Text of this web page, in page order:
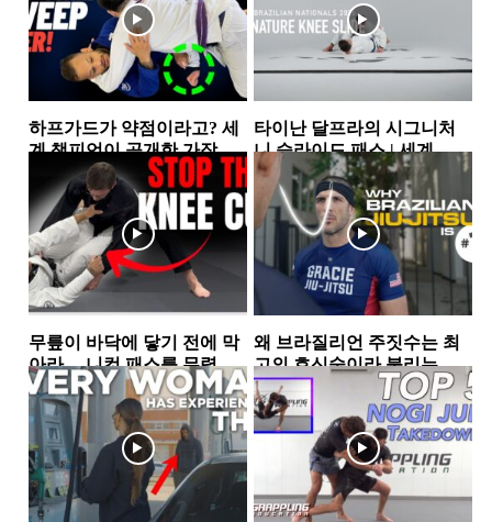
하프가드가 약점이라고? 세
계 챔피언이 공개한 가장 실
전적인 하프가드 스윕 2가지
하프가드
타이난 달프라의 시그니처
니 슬라이드 패스 | 세계 챔
피언이 반복해서 사용하는...
하프가드
무릎이 바닥에 닿기 전에 막
아라… 니컷 패스를 무력화
하는 핵심 원리
가드
왜 브라질리언 주짓수는 최
고의 호신술이라 불리는
가… 그레이시 형제가 말하
는 ‘거리의 과학’
그레이시주짓수